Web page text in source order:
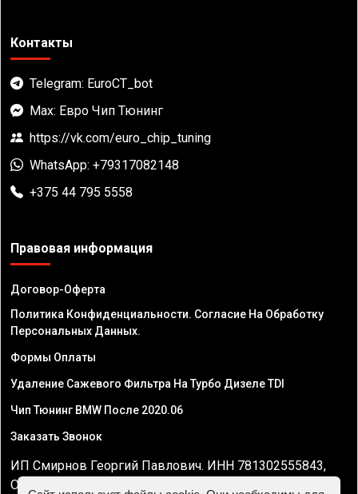
Контакты
Telegram: EuroCT_bot
Max: Евро Чип Тюнинг
https://vk.com/euro_chip_tuning
WhatsApp: +79317082148
+375 44 795 5558
Правовая информация
Договор-Оферта
Политика Конфиденциальности. Согласие На Обработку
Персональных Данных.
Формы Оплаты
Удаление Сажевого Фильтра На Турбо Дизеле TDI
Чип Тюнинг BMW После 2020.06
Заказать Звонок
ИП Смирнов Георгий Павлович. ИНН 781302555843,
ОГРНИП 324470400032610